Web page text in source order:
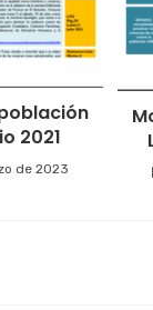
2021
de 2023